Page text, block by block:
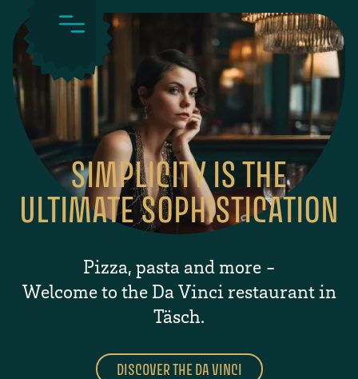
SIMPLICITY IS THE
ULTIMATE SOPHISTICATION
Pizza, pasta and more -
Welcome to the Da Vinci restaurant in
Täsch.
DISCOVER THE DA VINCI